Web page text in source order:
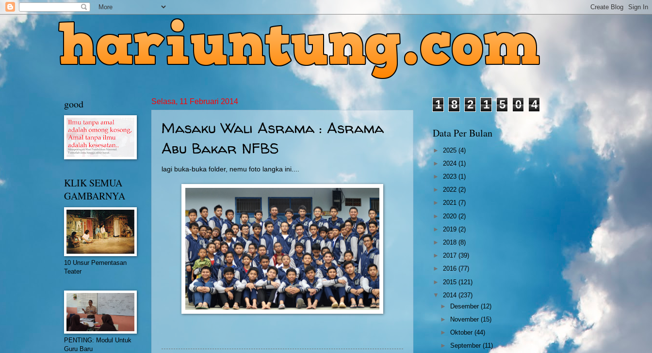
Selasa, 11 Februari 2014
Masaku Wali Asrama : Asrama
Abu Bakar NFBS
lagi buka-buka folder, nemu foto langka ini....
good
KLIK SEMUA
GAMBARNYA
10 Unsur Pementasan
Teater
PENTING: Modul Untuk
Guru Baru
1 8 2 1 5 0 4
Data Per Bulan
► 2025 (4)
► 2024 (1)
► 2023 (1)
► 2022 (2)
► 2021 (7)
► 2020 (2)
► 2019 (2)
► 2018 (8)
► 2017 (39)
► 2016 (77)
► 2015 (121)
▼ 2014 (237)
► Desember(12)
►
November(15)
►Oktober(44)
►September(11)